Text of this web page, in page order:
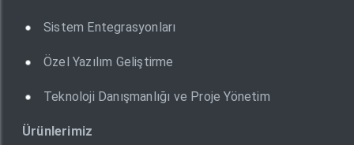
Sistem Entegrasyonları
Özel Yazılım Geliştirme
Teknoloji Danışmanlığı ve Proje Yönetim
Ürünlerimiz